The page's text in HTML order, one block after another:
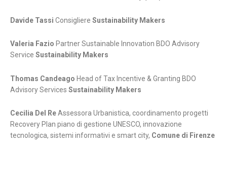
Davide Tassi Consigliere Sustainability Makers
Valeria Fazio Partner Sustainable Innovation BDO Advisory
Service Sustainability Makers
Thomas Candeago Head of Tax Incentive & Granting BDO
Advisory Services Sustainability Makers
Cecilia Del ReAssessora Urbanistica, coordinamento progetti
Recovery Plan piano di gestione UNESCO, innovazione
tecnologica, sistemi informativi e smart city, Comune di Firenze